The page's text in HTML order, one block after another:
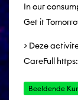
In our
Get it
> Deze
CareFull
Beeldende